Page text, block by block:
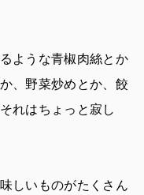
ような青椒肉絲とか
、野菜炒めとか、餃
れはちょっと寂し
しいものがたくさん